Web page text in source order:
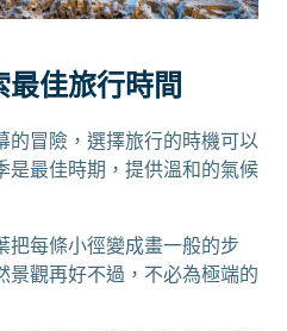
佳旅行時間
的冒險，選擇旅行的時機可以
是最佳時期，提供溫和的氣候
把每條小徑變成畫一般的步
景觀再好不過，不必為極端的